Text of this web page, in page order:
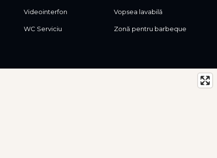
Videointerfon Vopsea lavabilă
WC Serviciu Zonă pentru barbeque